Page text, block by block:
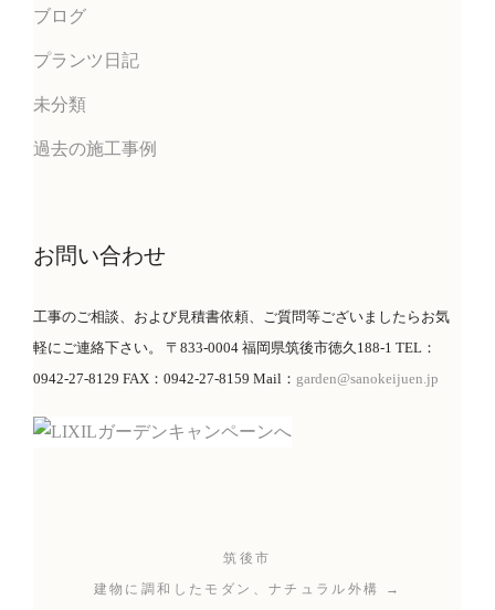
ブログ
プランツ日記
未分類
過去の施工事例
お問い合わせ
工事のご相談、および見積書依頼、ご質問等ございましたらお気
軽にご連絡下さい。 〒833-0004 福岡県筑後市徳久188-1 TEL：
0942-27-8129 FAX：0942-27-8159 Mail： garden@sanokeijuen.jp
筑後市
建物に調和したモダン、ナチュラル外構 →